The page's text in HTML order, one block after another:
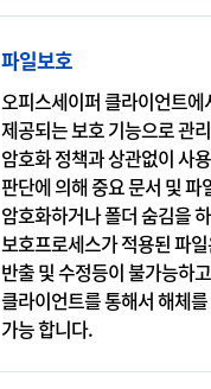
파일보호
오피스세이퍼 클라이언트에
제공되는 보호 기능으로 관
암호화 정책과 상관없이 사
판단에 의해 중요 문서 및 파
암호화하거나 폴더 숨김을
보호프로세스가 적용된 파
반출 및 수정등이 불가능하고
클라이언트를 통해서 해체
가능 합니다.